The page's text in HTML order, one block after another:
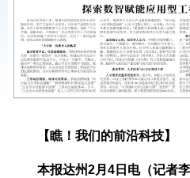
【瞧！我们的前沿科技】
本报达州2月4日电（记者